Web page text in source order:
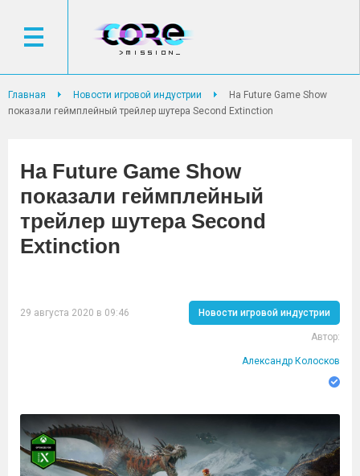
Главная Новости игровой индустрии
На Future Game Show
показали геймплейный трейлер шутера Second Extinction
На Future Game Show
показали геймплейный
трейлер шутера Second
Extinction
29 августа 2020 в 09:46 Новости игровой индустрии
Автор:
Александр Колосков